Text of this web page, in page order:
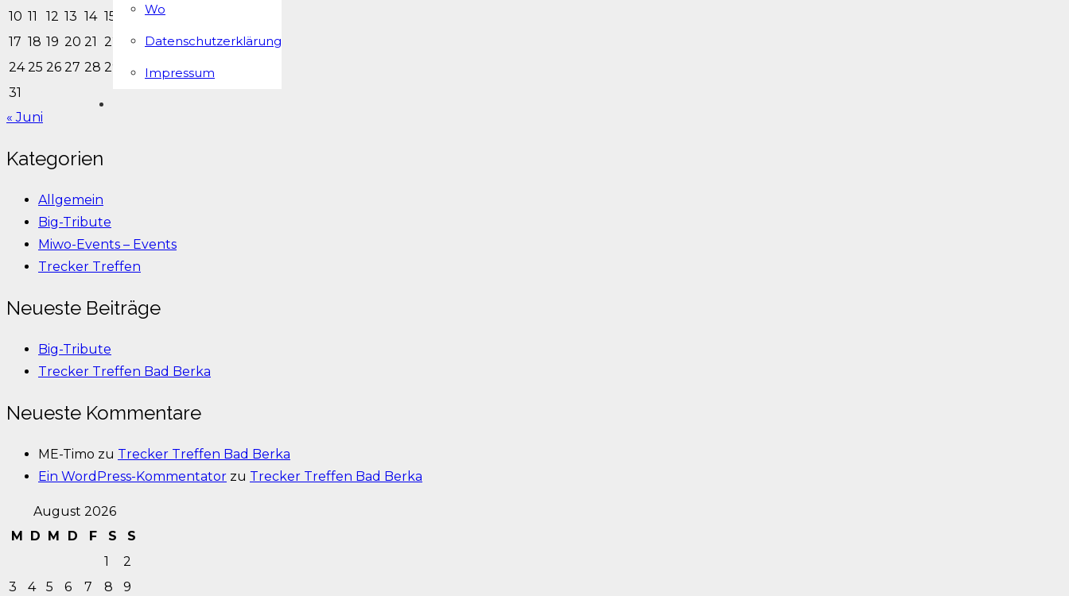
Wo
Datenschutzerklärung
Impressum
10 11 12 13 14 15
16
17 18 19 20 21 22
23
24 25 26 27 28 29
30
31
« Juni
Kategorien
Allgemein
Big-Tribute
Miwo-Events – Events
Trecker Treffen
Neueste Beiträge
Big-Tribute
Trecker Treffen Bad Berka
Neueste Kommentare
ME-Timo zu Trecker Treffen Bad Berka
Ein WordPress-Kommentator zu Trecker Treffen Bad Berka
August 2026
M
D M D F S
S
1
2
3
4 5 6 7 8
9